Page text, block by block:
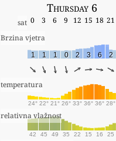
Thursday 6
sat 0 3 6 9 12 15 18 21
Brzina vjetra
1 1 1 0 2 3 6 2
temperatura
24° 22° 21° 26° 33° 36° 36° 28°
relativna vlažnost
42 45 49 35 22 15 16 25